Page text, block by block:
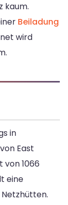
kaum.
Beiladung
wird
in
East
1066
eine